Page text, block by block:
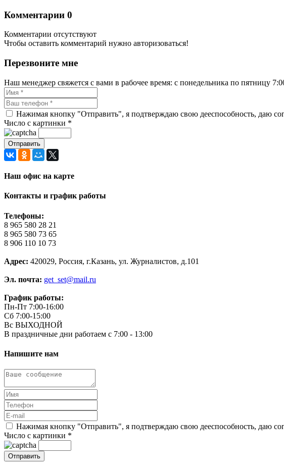
Комментарии 0
Комментарии отсутствуют
Чтобы оставить комментарий нужно авторизоваться!
Перезвоните мне
Наш менеджер свяжется с вами в рабочее время: с понедельника по пятницу
Нажимая кнопку "Отправить", я подтверждаю свою дееспособность, даю
Число с картинки *
Наш офис на карте
Контакты и график работы
Телефоны:
8 965 580 28 21
8 965 580 73 65
8 906 110 10 73
Адрес: 420029, Россия, г.Казань, ул. Журналистов, д.101
Эл. почта: get_set@mail.ru
График работы:
Пн-Пт 7:00-16:00
Сб 7:00-15:00
Вс ВЫХОДНОЙ
В праздничные дни работаем с 7:00 - 13:00
Напишите нам
Нажимая кнопку "Отправить", я подтверждаю свою дееспособность, даю
Число с картинки *